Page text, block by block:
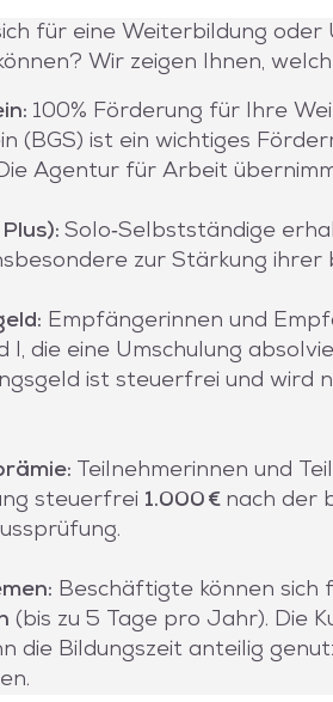
für eine Weiterbildung oder
Wir zeigen Ihnen,
100% Förderung für Ihre
(BGS) ist ein wichtiges
Agentur für Arbeit
Solo‑Selbstständige
zur Stärkung
Empfängerinnen und
I, die eine Umschulung
ist steuerfrei und wird
Teilnehmerinnen und
steuerfrei 1.000 € nach der
Beschäftigte können sich
(bis zu 5 Tage pro Jahr). Die
die Bildungszeit anteilig